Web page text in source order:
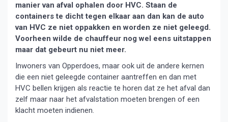
manier van afval ophalen door HVC. Staan de
containers te dicht tegen elkaar aan dan kan de auto
van HVC ze niet oppakken en worden ze niet geleegd.
Voorheen wilde de chauffeur nog wel eens uitstappen
maar dat gebeurt nu niet meer.
Inwoners van Opperdoes, maar ook uit de andere kernen
die een niet geleegde container aantreffen en dan met
HVC bellen krijgen als reactie te horen dat ze het afval dan
zelf maar naar het afvalstation moeten brengen of een
klacht moeten indienen.